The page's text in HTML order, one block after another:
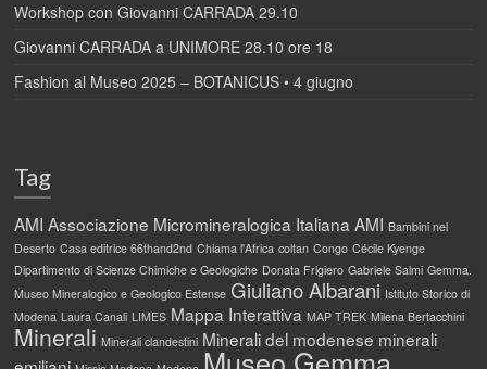
Workshop con Giovanni CARRADA 29.10
Giovanni CARRADA a UNIMORE 28.10 ore 18
Fashion al Museo 2025 – BOTANICUS • 4 giugno
Tag
AMI Associazione Micromineralogica Italiana AMI Bambini nel
Deserto Casa editrice 66thand2nd Chiama l'Africa coltan Congo Cécile Kyenge
Dipartimento di Scienze Chimiche e Geologiche Donata Frigiero Gabriele Salmi Gemma.
Museo Mineralogico e Geologico Estense Giuliano Albarani Istituto Storico di
Modena Laura Canali LIMES Mappa Interattiva MAP TREK Milena Bertacchini
Minerali Minerali clandestini Minerali del modenese minerali